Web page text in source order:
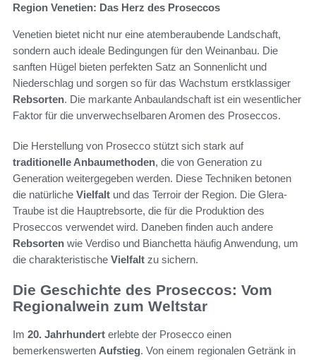
Region Venetien: Das Herz des Proseccos
Venetien bietet nicht nur eine atemberaubende Landschaft,
sondern auch ideale Bedingungen für den Weinanbau. Die
sanften Hügel bieten perfekten Satz an Sonnenlicht und
Niederschlag und sorgen so für das Wachstum erstklassiger
Rebsorten. Die markante Anbaulandschaft ist ein wesentlicher
Faktor für die unverwechselbaren Aromen des Proseccos.
Die Herstellung von Prosecco stützt sich stark auf
traditionelle Anbaumethoden, die von Generation zu
Generation weitergegeben werden. Diese Techniken betonen
die natürliche Vielfalt und das Terroir der Region. Die Glera-
Traube ist die Hauptrebsorte, die für die Produktion des
Proseccos verwendet wird. Daneben finden auch andere
Rebsorten wie Verdiso und Bianchetta häufig Anwendung, um
die charakteristische Vielfalt zu sichern.
Die Geschichte des Proseccos: Vom
Regionalwein zum Weltstar
Im 20. Jahrhundert erlebte der Prosecco einen
bemerkenswerten Aufstieg. Von einem regionalen Getränk in